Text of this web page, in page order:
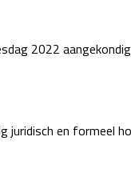
2022
en formeel